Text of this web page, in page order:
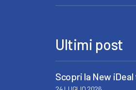
Ultimi post
Scopri la New